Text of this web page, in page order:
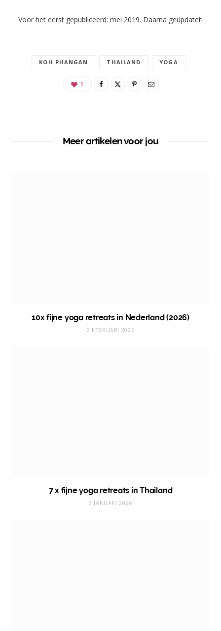
Voor het eerst gepubliceerd: mei 2019. Daarna geüpdatet!
KOH PHANGAN THAILAND YOGA
1
Meer artikelen voor jou
10x fijne yoga retreats in Nederland (2026)
2 FEBRUARI 2026
7 x fijne yoga retreats in Thailand
3 JANUARI 2026